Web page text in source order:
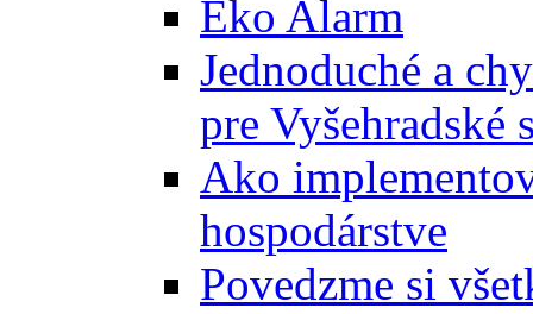
Eko Alarm
Jednoduché a
pre Vyšehradské
Ako
hospodárstve
Povedzme si